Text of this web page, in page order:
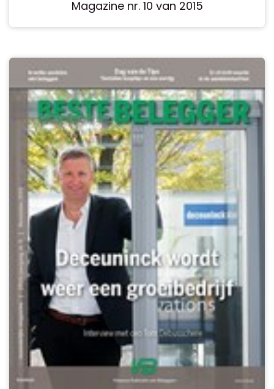
Magazine nr. 10 van 2015